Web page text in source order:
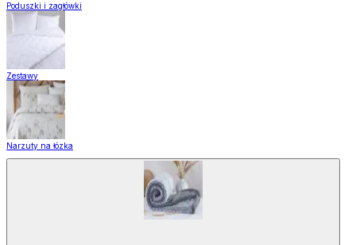
Poduszki i zagłówki
Zestawy
Narzuty na łózka